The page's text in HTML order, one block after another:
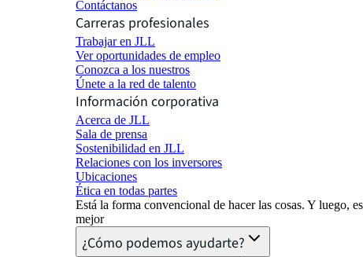
Contáctanos
Carreras profesionales
Trabajar en JLL
Ver oportunidades de empleo
Conozca a los nuestros
Únete a la red de talento
Información corporativa
Acerca de JLL
Sala de prensa
Sostenibilidad en JLL
Relaciones con los inversores
Ubicaciones
Ética en todas partes
Está la forma convencional de hacer las cosas. Y luego,
mejor
¿Cómo podemos ayudarte?